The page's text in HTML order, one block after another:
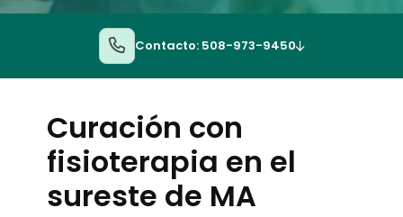
Contacto: 508-973-9450
Curación con
fisioterapia en el
sureste de MA